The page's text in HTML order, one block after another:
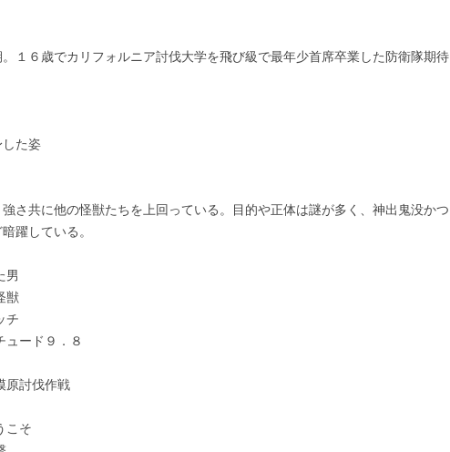
１６歳でカリフォルニア討伐大学を飛び級で最年少首席卒業した防衛隊期待
た姿
さ共に他の怪獣たちを上回っている。目的や正体は謎が多く、神出鬼没かつ
躍している。
男
獣
チ
ュード９．８
原討伐作戦
こそ